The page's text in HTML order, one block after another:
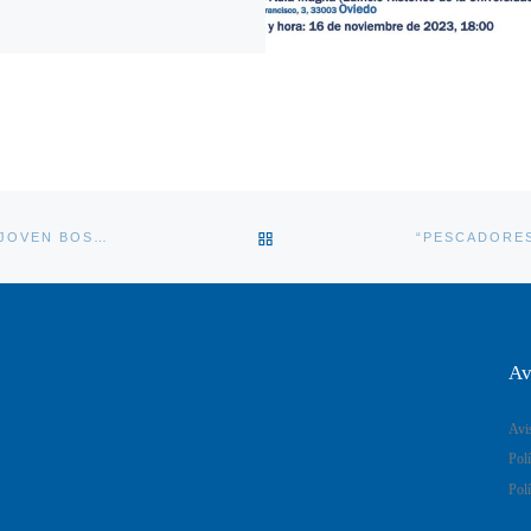
VOLVER A LA LISTA DE